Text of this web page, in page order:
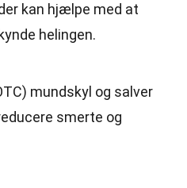
kan hjælpe med at
helingen.
mundskyl og salver
smerte og